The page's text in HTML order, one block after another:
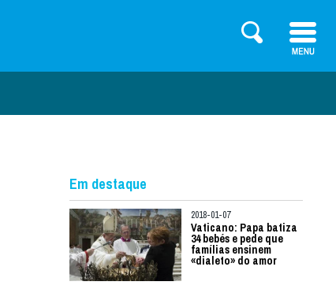
Em destaque
2018-01-07
Vaticano: Papa batiza
34 bebés e pede que
famílias ensinem
«dialeto» do amor